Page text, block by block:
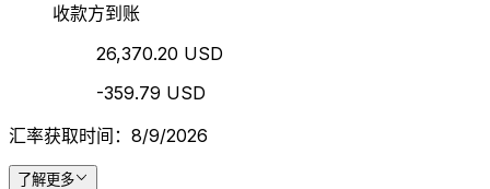
收款方到账
26,370.20 USD
-359.79 USD
汇率获取时间：8/9/2026
了解更多